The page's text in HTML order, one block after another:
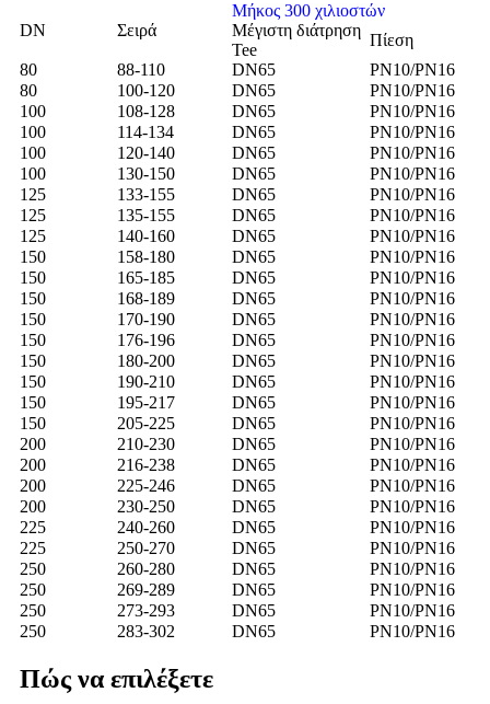
DN Σειρά
Μήκος 300 χιλιοστών
Μέγιστη διάτρηση
Tee
Πίεση
80
88-110 DN65
PN10/PN16
80
100-120 DN65
PN10/PN16
100
108-128 DN65
PN10/PN16
100
114-134 DN65
PN10/PN16
100
120-140 DN65
PN10/PN16
100
130-150 DN65
PN10/PN16
125
133-155 DN65
PN10/PN16
125
135-155 DN65
PN10/PN16
125
140-160 DN65
PN10/PN16
150
158-180 DN65
PN10/PN16
150
165-185 DN65
PN10/PN16
150
168-189 DN65
PN10/PN16
150
170-190 DN65
PN10/PN16
150
176-196 DN65
PN10/PN16
150
180-200 DN65
PN10/PN16
150
190-210 DN65
PN10/PN16
150
195-217 DN65
PN10/PN16
150
205-225 DN65
PN10/PN16
200
210-230 DN65
PN10/PN16
200
216-238 DN65
PN10/PN16
200
225-246 DN65
PN10/PN16
200
230-250 DN65
PN10/PN16
225
240-260 DN65
PN10/PN16
225
250-270 DN65
PN10/PN16
250
260-280 DN65
PN10/PN16
250
269-289 DN65
PN10/PN16
250
273-293 DN65
PN10/PN16
250
283-302 DN65 PN10/PN16
Πώς να επιλέξετε